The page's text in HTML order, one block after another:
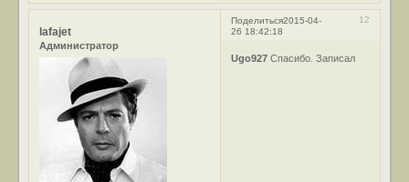
Поделиться 12
2015-04-
26 18:42:18
lafajet
Администратор
Ugo927 Спасибо. Записал